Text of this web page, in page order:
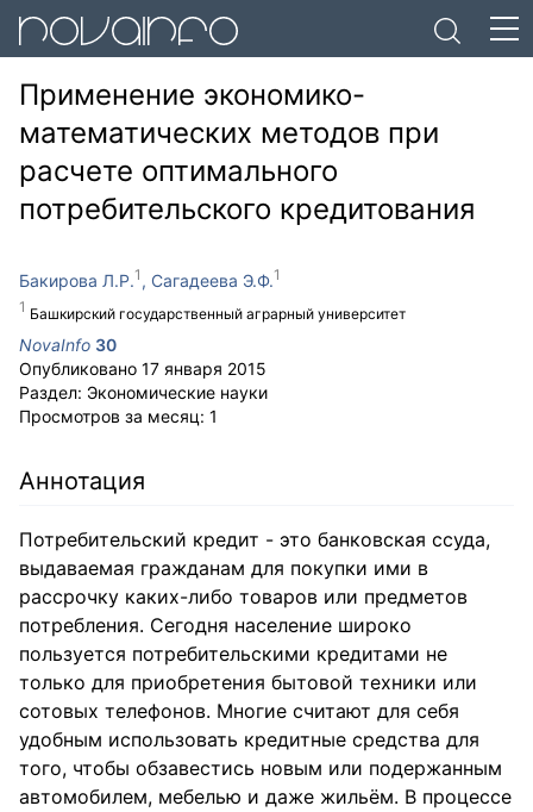
Применение экономико-
математических методов при
расчете оптимального
потребительского кредитования
Бакирова Л.Р.
Башкирский государственный аграрный университет
Сагадеева Э.Ф.
NovaInfo 30
Опубликовано 17 января 2015
Раздел: Экономические науки
Просмотров за месяц: 1
Аннотация
Потребительский кредит - это банковская ссуда,
выдаваемая гражданам для покупки ими в
рассрочку каких-либо товаров или предметов
потребления. Сегодня население широко
пользуется потребительскими кредитами не
только для приобретения бытовой техники или
сотовых телефонов. Многие считают для себя
удобным использовать кредитные средства для
того, чтобы обзавестись новым или подержанным
автомобилем, мебелью и даже жильём. В процессе